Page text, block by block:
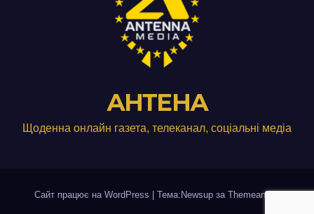
АНТЕНА
Щоденна онлайн газета, телеканал, соціальні медіа
Сайт працює на WordPress Тема:Newsup за Themeansar